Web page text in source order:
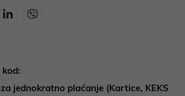
jednokratno plaćanje (Kartice, KEKS